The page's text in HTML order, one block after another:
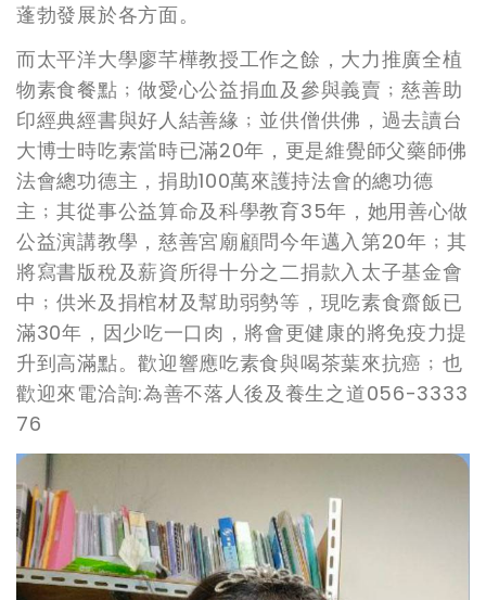
蓬勃發展於各方面。
而太平洋大學廖芊樺教授工作之餘，大力推廣全植
物素食餐點﹔做愛心公益捐血及參與義賣﹔慈善助
印經典經書與好人結善緣﹔並供僧供佛，過去讀台
大博士時吃素當時已滿20年，更是維覺師父藥師佛
法會總功德主，捐助100萬來護持法會的總功德
主﹔其從事公益算命及科學教育35年，她用善心做
公益演講教學，慈善宮廟顧問今年邁入第20年﹔其
將寫書版稅及薪資所得十分之二捐款入太子基金會
中﹔供米及捐棺材及幫助弱勢等，現吃素食齋飯已
滿30年，因少吃一口肉，將會更健康的將免疫力提
升到高滿點。歡迎響應吃素食與喝茶葉來抗癌﹔也
歡迎來電洽詢:為善不落人後及養生之道056-3333
76